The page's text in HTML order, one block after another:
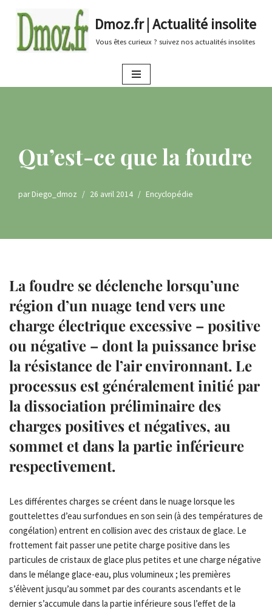
au
Dmoz.fr | Actualité insolite
Vous êtes curieux ? suivez nos actualités insolites
Qu’est-ce que la foudre
parDiego_dmoz 26 avril 2014 Encyclopédie
La foudre se déclenche lorsqu’une
région d’un nuage tend vers une
charge électrique excessive – positive
ou négative – dont la puissance brise
la résistance de l’air environnant. Le
processus est généralement initié par
la dissociation préliminaire des
charges positives et négatives, au
sommet et dans la partie inférieure
respectivement.
Les différentes charges se créent dans le nuage lorsque les
gouttelettes d’eau surfondues en son sein (à des températures de
congélation) entrent en collision avec des cristaux de glace. Le
frottement fait passer une petite charge positive dans les
particules de cristaux de glace plus petites et une charge négative
dans le mélange glace-eau, plus volumineux ; les premières
s’élèvent jusqu’au sommet par des courants ascendants et le
dernier s’accumule dans la partie inférieure sous l’effet de la